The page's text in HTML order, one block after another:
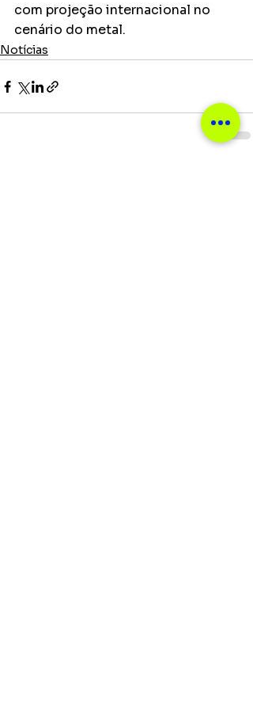
com projeção internacional no
cenário do metal.
Notícias